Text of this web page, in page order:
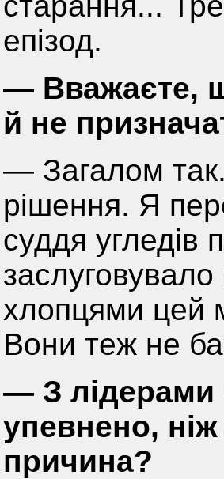
епізод.
— Вважаєте,
й не
— Загалом
рішення. Я
суддя угледів
хлопцями цей
Вони теж не
— З лідерами
упевнено,
причина?